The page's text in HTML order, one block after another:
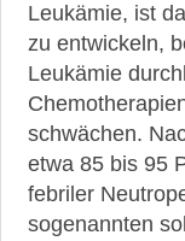
Leukämie, ist
zu entwickeln,
Leukämie
schwächen.
etwa 85 bis 95
febriler
sogenannten